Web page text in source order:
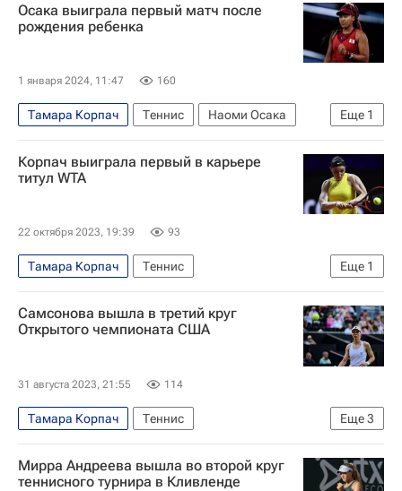
Осака выиграла первый матч после
рождения ребенка
1 января 2024, 11:47 160
Еще 1
Тамара Корпач Теннис
Наоми Осака
WTA Брисбен
Корпач выиграла первый в карьере
титул WTA
22 октября 2023, 19:39 93
Еще 1
Тамара Корпач
Теннис
Женская теннисная ассоциация (WTA)
Самсонова вышла в третий круг
Открытого чемпионата США
31 августа 2023, 21:55 114
Еще3
Тамара Корпач
Теннис
Людмила Самсонова
Открытый чемпионат США по теннису (US Open)
Мирра Андреева вышла во второй круг
теннисного турнира в Кливленде